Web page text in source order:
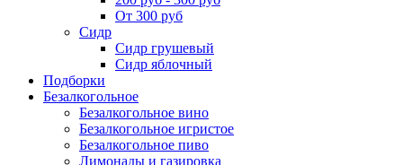
От 300 руб
Сидр
Сидр грушевый
Сидр яблочный
Подборки
Безалкогольное
Безалкогольное вино
Безалкогольное игристое
Безалкогольное пиво
Лимонады и газировка